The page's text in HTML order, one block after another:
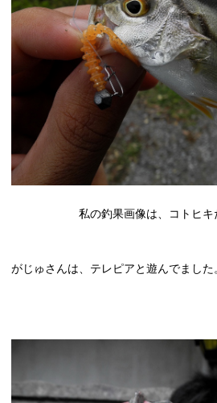
私の釣果画像は、コトヒキ
がじゅさんは、テレピアと遊んでました